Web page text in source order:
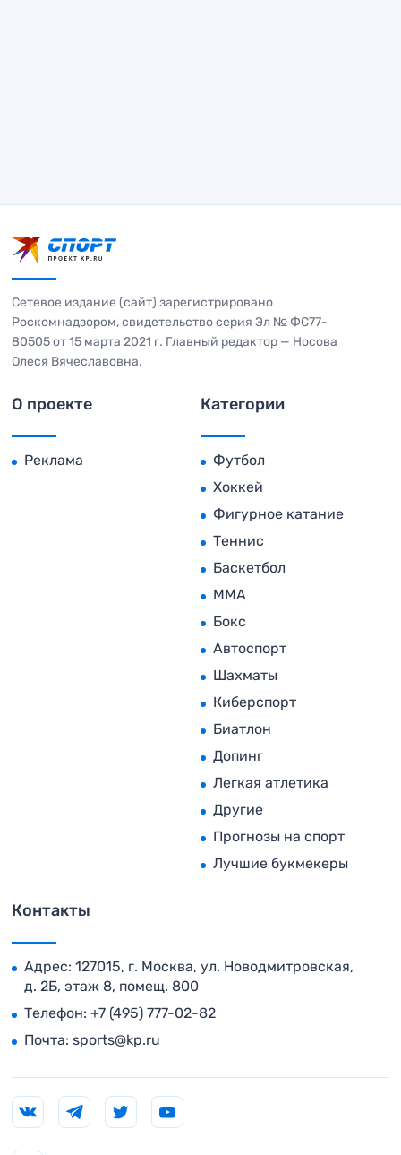
Сетевое издание (сайт) зарегистрировано
Роскомнадзором, свидетельство серия Эл № ФС77-
80505 от 15 марта 2021 г. Главный редактор — Носова
Олеся Вячеславовна.
О проекте
Реклама
Категории
Футбол
Хоккей
Фигурное катание
Теннис
Баскетбол
MMA
Бокс
Автоспорт
Шахматы
Киберспорт
Биатлон
Допинг
Легкая атлетика
Другие
Прогнозы на спорт
Лучшие букмекеры
Контакты
Адрес: 127015, г. Москва, ул. Новодмитровская,
д. 2Б, этаж 8, помещ. 800
Телефон: +7 (495) 777-02-82
Почта: sports@kp.ru